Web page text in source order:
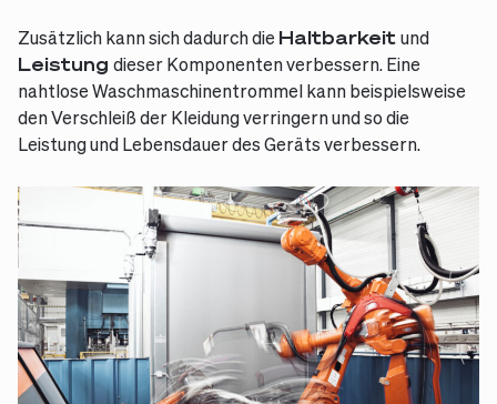
Zusätzlich kann sich dadurch die Haltbarkeitund
Leistung dieser Komponenten verbessern. Eine
nahtlose Waschmaschinentrommel kann beispielsweise
den Verschleiß der Kleidung verringern und so die
Leistung und Lebensdauer des Geräts verbessern.